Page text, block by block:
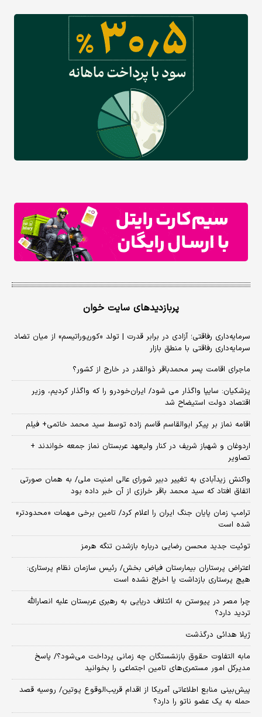
پربازدیدهای سایت خوان
سرمایه‌داری رفاقتی؛ آزادی در برابر قدرت | تولد «کورپوراتیسم» از میان تضاد
سرمایه‌داری رفاقتی با منطق بازار
ماجرای اقامت پسر محمدباقر ذوالقدر در خارج از کشور؟
پزشکیان: سایپا واگذار می شود/ ایران‌خودرو را که واگذار کردیم، وزیر
اقتصاد دولت استیضاح شد
اقامه نماز بر پیکر ابوالقاسم قاسم زاده توسط سید محمد خاتمی+ فیلم
اردوغان و شهباز شریف در کنار ولیعهد عربستان نماز جمعه خواندند +
تصاویر
واکنش زیدآبادی به تغییر دبیر شورای عالی امنیت ملی/ به همان صورتی
اتفاق افتاد که سید محمد باقر خرازی از آن خبر داده بود
ترامپ زمان پایان جنگ ایران را اعلام کرد/ تامین برخی مهمات «محدودتر»
شده است
توئیت جدید محسن رضایی درباره بازشدن تنگه هرمز
اعتراض پرستاران بیمارستان فیاض بخش/ رئیس سازمان نظام پرستاری:
هیچ پرستاری بازداشت یا اخراج نشده است
چرا مصر در پیوستن به ائتلاف دریایی به رهبری عربستان علیه انصارالله
تردید دارد؟
ژیلا هدائی درگذشت
مابه التفاوت حقوق بازنشستگان چه زمانی پرداخت می‌شود؟/ پاسخ
مدیرکل امور مستمری‌های تامین اجتماعی را بخوانید
پیش‌بینی منابع اطلاعاتی آمریکا از اقدام قریب‌الوقوع پوتین/ روسیه قصد
حمله به یک عضو ناتو را دارد؟